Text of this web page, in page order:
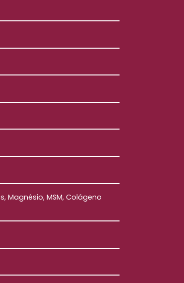
Magnésio, MSM, Colágeno